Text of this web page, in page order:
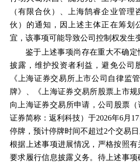
（有限合伙）、上海鹄睿企业管理
伙）的通知，因上述主体正在筹划
宜，该事项可能导致公司控制权发生
鉴于上述事项尚存在重大不确定
披露，维护投资者利益，避免公司
《上海证券交易所上市公司自律
牌》、《上海证券交易所股票上市
向上海证券交易所申请，公司股票（
证券简称：返利科技）于2026年6月
停牌，预计停牌时间不超过2个交易
根据上述事项进展情况，严格按照
要求履行信息披露义务。待上述事